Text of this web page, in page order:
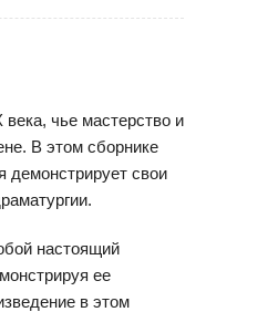
чье мастерство и
В этом сборнике
демонстрирует свои
настоящий
ее
в этом